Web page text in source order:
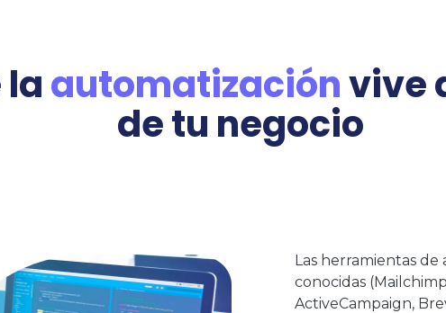
laautomatizaciónvive
de tu negocio
Las herramientas
conocidas
ActiveCampaign,